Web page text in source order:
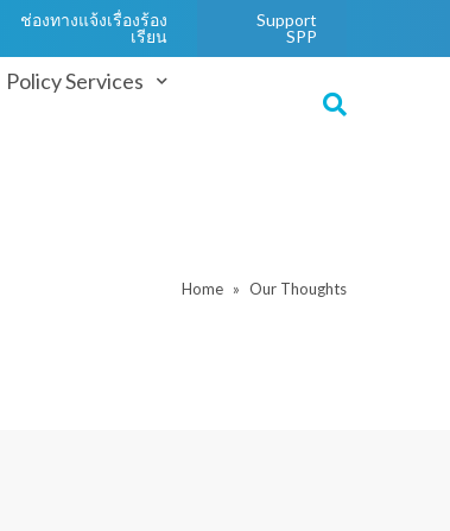
Policy Services
ช่องทางแจ้งเรื่องร้อง
เรียน
Support
SPP
Home Our Thoughts